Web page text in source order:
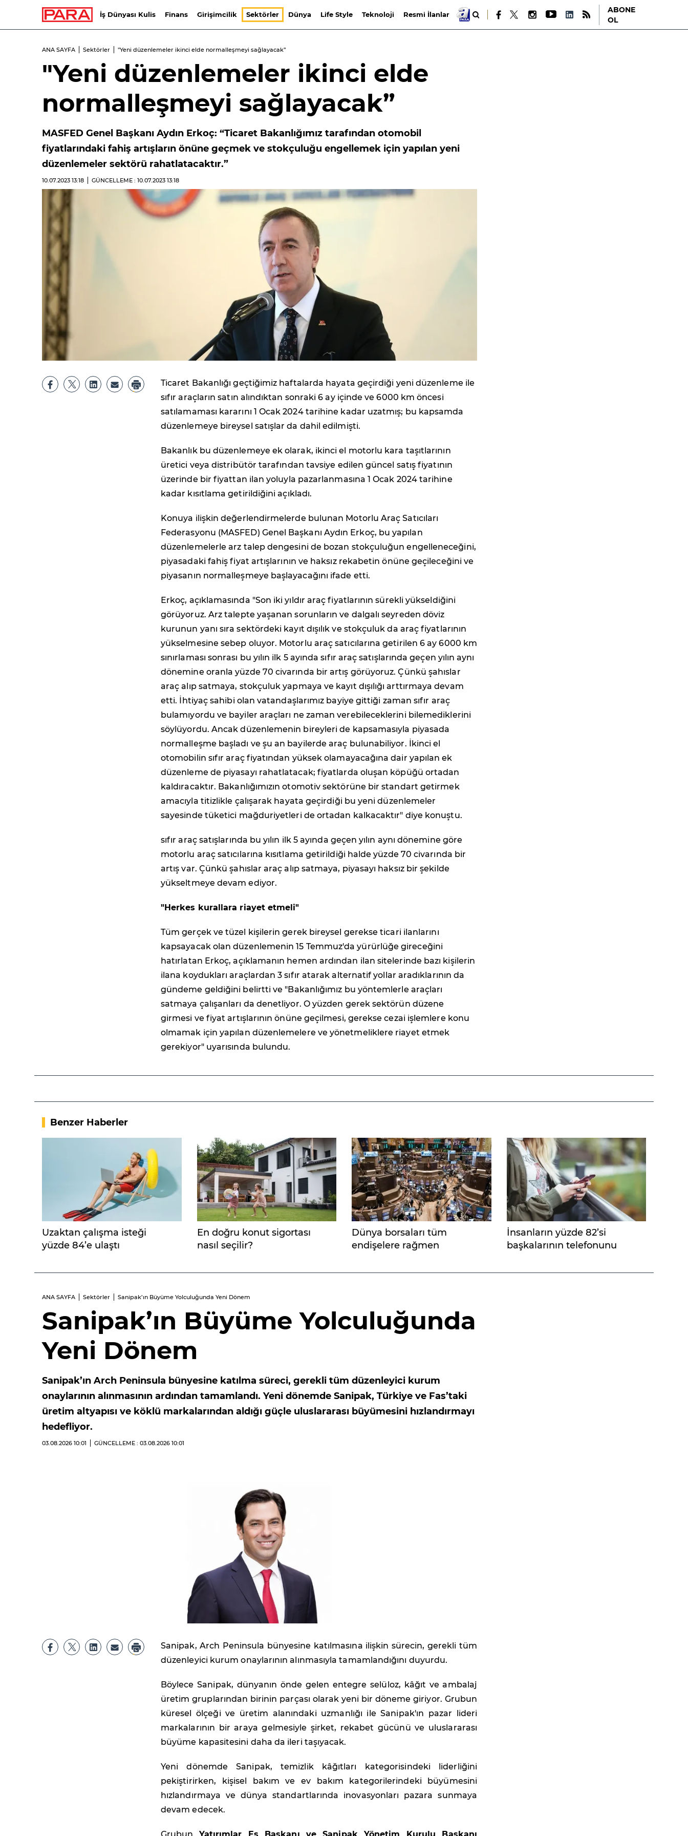
İş Dünyası Kulis Finans Girişimcilik Sektörler Dünya Life Style Teknoloji Resmi İlanlar
ABONE
OL
ANA SAYFA Sektörler "Yeni düzenlemeler ikinci elde normalleşmeyi sağlayacak”
"Yeni düzenlemeler ikinci elde
normalleşmeyi sağlayacak”
MASFED Genel Başkanı Aydın Erkoç: “Ticaret Bakanlığımız tarafından otomobil
fiyatlarındaki fahiş artışların önüne geçmek ve stokçuluğu engellemek için yapılan yeni
düzenlemeler sektörü rahatlatacaktır.”
10.07.2023 13:18 GÜNCELLEME : 10.07.2023 13:18
Ticaret Bakanlığı geçtiğimiz haftalarda hayata geçirdiği yeni düzenleme ile
sıfır araçların satın alındıktan sonraki 6 ay içinde ve 6000 km öncesi
satılamaması kararını 1 Ocak 2024 tarihine kadar uzatmış; bu kapsamda
düzenlemeye bireysel satışlar da dahil edilmişti.
Bakanlık bu düzenlemeye ek olarak, ikinci el motorlu kara taşıtlarının
üretici veya distribütör tarafından tavsiye edilen güncel satış fiyatının
üzerinde bir fiyattan ilan yoluyla pazarlanmasına 1 Ocak 2024 tarihine
kadar kısıtlama getirildiğini açıkladı.
Konuya ilişkin değerlendirmelerde bulunan Motorlu Araç Satıcıları
Federasyonu (MASFED) Genel Başkanı Aydın Erkoç, bu yapılan
düzenlemelerle arz talep dengesini de bozan stokçuluğun engelleneceğini,
piyasadaki fahiş fiyat artışlarının ve haksız rekabetin önüne geçileceğini ve
piyasanın normalleşmeye başlayacağını ifade etti.
Erkoç, açıklamasında "Son iki yıldır araç fiyatlarının sürekli yükseldiğini
görüyoruz. Arz talepte yaşanan sorunların ve dalgalı seyreden döviz
kurunun yanı sıra sektördeki kayıt dışılık ve stokçuluk da araç fiyatlarının
yükselmesine sebep oluyor. Motorlu araç satıcılarına getirilen 6 ay 6000 km
sınırlaması sonrası bu yılın ilk 5 ayında sıfır araç satışlarında geçen yılın aynı
dönemine oranla yüzde 70 civarında bir artış görüyoruz. Çünkü şahıslar
araç alıp satmaya, stokçuluk yapmaya ve kayıt dışılığı arttırmaya devam
etti. İhtiyaç sahibi olan vatandaşlarımız bayiye gittiği zaman sıfır araç
bulamıyordu ve bayiler araçları ne zaman verebileceklerini bilemediklerini
söylüyordu. Ancak düzenlemenin bireyleri de kapsamasıyla piyasada
normalleşme başladı ve şu an bayilerde araç bulunabiliyor. İkinci el
otomobilin sıfır araç fiyatından yüksek olamayacağına dair yapılan ek
düzenleme de piyasayı rahatlatacak; fiyatlarda oluşan köpüğü ortadan
kaldıracaktır. Bakanlığımızın otomotiv sektörüne bir standart getirmek
amacıyla titizlikle çalışarak hayata geçirdiği bu yeni düzenlemeler
sayesinde tüketici mağduriyetleri de ortadan kalkacaktır" diye konuştu.
sıfır araç satışlarında bu yılın ilk 5 ayında geçen yılın aynı dönemine göre
motorlu araç satıcılarına kısıtlama getirildiği halde yüzde 70 civarında bir
artış var. Çünkü şahıslar araç alıp satmaya, piyasayı haksız bir şekilde
yükseltmeye devam ediyor.
"Herkes kurallara riayet etmeli"
Tüm gerçek ve tüzel kişilerin gerek bireysel gerekse ticari ilanlarını
kapsayacak olan düzenlemenin 15 Temmuz'da yürürlüğe gireceğini
hatırlatan Erkoç, açıklamanın hemen ardından ilan sitelerinde bazı kişilerin
ilana koydukları araçlardan 3 sıfır atarak alternatif yollar aradıklarının da
gündeme geldiğini belirtti ve "Bakanlığımız bu yöntemlerle araçları
satmaya çalışanları da denetliyor. O yüzden gerek sektörün düzene
girmesi ve fiyat artışlarının önüne geçilmesi, gerekse cezai işlemlere konu
olmamak için yapılan düzenlemelere ve yönetmeliklere riayet etmek
gerekiyor" uyarısında bulundu.
Benzer Haberler
Uzaktan çalışma isteği
yüzde 84’e ulaştı
En doğru konut sigortası
nasıl seçilir?
Dünya borsaları tüm
endişelere rağmen
İnsanların yüzde 82’si
başkalarının telefonunu
ANA SAYFA Sektörler Sanipak’ın Büyüme Yolculuğunda Yeni Dönem
Sanipak’ın Büyüme Yolculuğunda
Yeni Dönem
Sanipak’ın Arch Peninsula bünyesine katılma süreci, gerekli tüm düzenleyici kurum
onaylarının alınmasının ardından tamamlandı. Yeni dönemde Sanipak, Türkiye ve Fas’taki
üretim altyapısı ve köklü markalarından aldığı güçle uluslararası büyümesini hızlandırmayı
hedefliyor.
03.08.2026 10:01 GÜNCELLEME : 03.08.2026 10:01
Sanipak, Arch Peninsula bünyesine katılmasına ilişkin sürecin, gerekli tüm
düzenleyici kurum onaylarının alınmasıyla tamamlandığını duyurdu.
Böylece Sanipak, dünyanın önde gelen entegre selüloz, kâğıt ve ambalaj
üretim gruplarından birinin parçası olarak yeni bir döneme giriyor. Grubun
küresel ölçeği ve üretim alanındaki uzmanlığı ile Sanipak'ın pazar lideri
markalarının bir araya gelmesiyle şirket, rekabet gücünü ve uluslararası
büyüme kapasitesini daha da ileri taşıyacak.
Yeni dönemde Sanipak, temizlik kâğıtları kategorisindeki liderliğini
pekiştirirken, kişisel bakım ve ev bakım kategorilerindeki büyümesini
hızlandırmaya ve dünya standartlarında inovasyonları pazara sunmaya
devam edecek.